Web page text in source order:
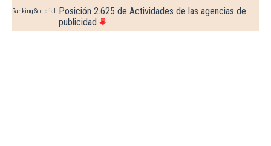
Ranking Sectorial
Posición 2.625 de Actividades de las agencias de
publicidad